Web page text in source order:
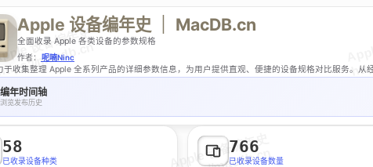
Apple 设备编年史 MacDB.cn
全面收录 Apple 各类设备的参数规格
作者： 呢喃Ninc
于收集整理 Apple 全系列产品的详细参数信息，为用户提供直观、便捷的设备规格对比服务。
编年时间轴
浏览发布历史
58
已收录设备种类
766
已收录设备数量